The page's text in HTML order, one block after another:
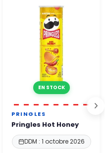
EN STOCK
PRINGLES
Pringles Hot Honey
DDM : 1 octobre 2026